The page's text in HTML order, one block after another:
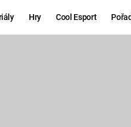
Hry Cool Esport